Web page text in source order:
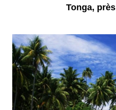
Tonga,